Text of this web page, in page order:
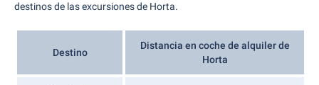
destinos de las excursiones de Horta.
Destino
Distancia en coche de alquiler de
Horta